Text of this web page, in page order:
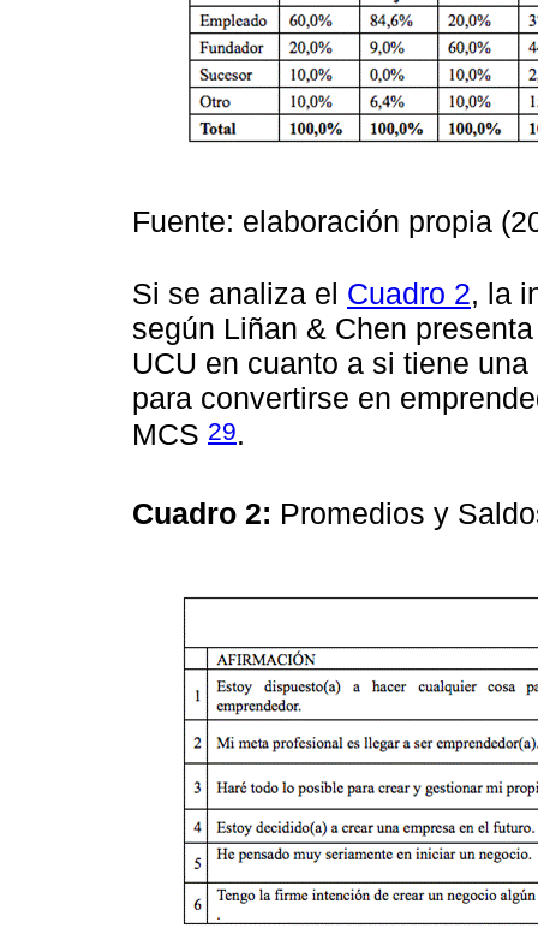
Fuente: elaboración propia
Si se analiza el Cuadro 2, la
según Liñan & Chen
UCU en cuanto a si tiene
para convertirse en
MCS 29.
Cuadro 2: Promedios y